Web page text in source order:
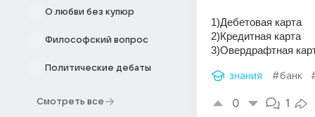
О любви без купюр
Философский вопрос
Политические дебаты
Смотреть все
1)Дебетовая карта
2)Кредитная карта
3)Овердрафтная
знания #банк
0 1